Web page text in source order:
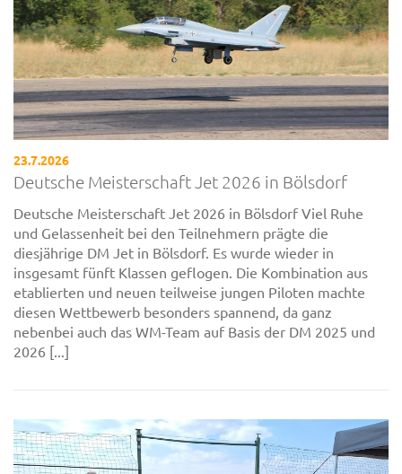
23.7.2026
Deutsche Meisterschaft Jet 2026 in Bölsdorf
Deutsche Meisterschaft Jet 2026 in Bölsdorf Viel Ruhe
und Gelassenheit bei den Teilnehmern prägte die
diesjährige DM Jet in Bölsdorf. Es wurde wieder in
insgesamt fünft Klassen geflogen. Die Kombination aus
etablierten und neuen teilweise jungen Piloten machte
diesen Wettbewerb besonders spannend, da ganz
nebenbei auch das WM-Team auf Basis der DM 2025 und
2026 [...]